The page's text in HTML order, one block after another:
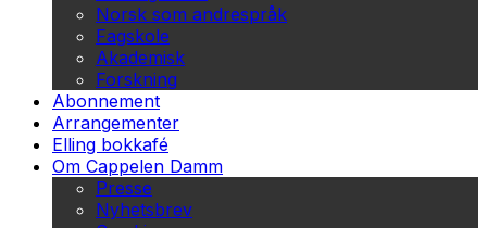
Norsk som andrespråk
Fagskole
Akademisk
Forskning
Abonnement
Arrangementer
Elling bokkafé
Om Cappelen Damm
Presse
Nyhetsbrev